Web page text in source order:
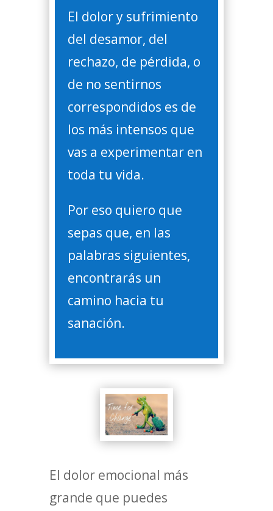
El dolor y sufrimiento
del desamor, del
rechazo, de pérdida, o
de no sentirnos
correspondidos es de
los más intensos que
vas a experimentar en
toda tu vida.
Por eso quiero que
sepas que, en las
palabras siguientes,
encontrarás un
camino hacia tu
sanación.
El dolor emocional más
grande que puedes